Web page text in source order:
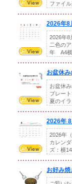
ファイ
2026年8
2026年
二色の
年 A4横
お盆休
お盆休
プレー
夏のイラ
2026年
2026年
カレン
ズ：横
お好み